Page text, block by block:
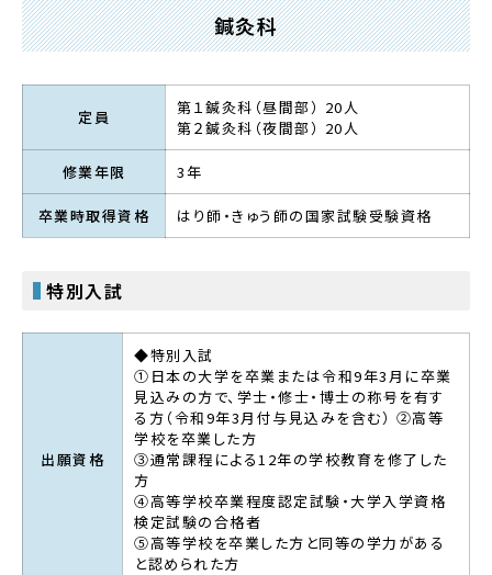
鍼灸科
定員
第１鍼灸科（昼間部） 20人
第２鍼灸科（夜間部） 20人
修業年限 3年
卒業時取得資格 はり師・きゅう師の国家試験受験資格
特別入試
出願資格
◆特別入試
①日本の大学を卒業または令和9年3月に卒業
見込みの方で、学士・修士・博士の称号を有す
る方（令和9年3月付与見込みを含む） ②高等
学校を卒業した方
③通常課程による12年の学校教育を修了した
方
④高等学校卒業程度認定試験・大学入学資格
検定試験の合格者
⑤高等学校を卒業した方と同等の学力がある
と認められた方